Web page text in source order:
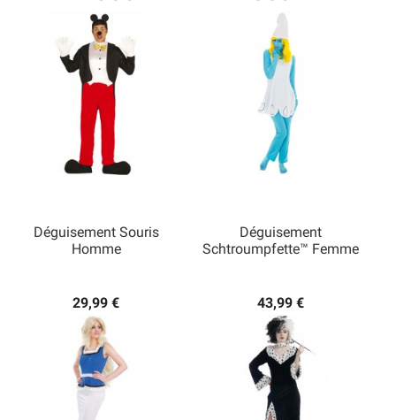
Déguisement Souris
Homme
29,99 €
Déguisement
Schtroumpfette™ Femme
43,99 €